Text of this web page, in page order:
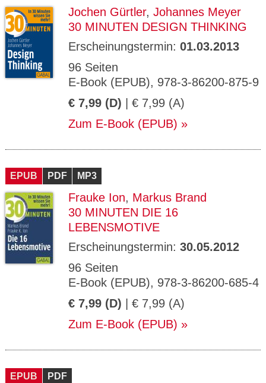
Jochen Gürtler, Johannes Meyer
30 MINUTEN DESIGN THINKING
Erscheinungstermin: 01.03.2013
96 Seiten
E-Book (EPUB), 978-3-86200-875-9
€ 7,99 (D) | € 7,99 (A)
Zum E-Book (EPUB)
EPUB PDF MP3
Frauke Ion, Markus Brand
30 MINUTEN DIE 16
LEBENSMOTIVE
Erscheinungstermin: 30.05.2012
96 Seiten
E-Book (EPUB), 978-3-86200-685-4
€ 7,99 (D) | € 7,99 (A)
Zum E-Book (EPUB)
EPUB PDF